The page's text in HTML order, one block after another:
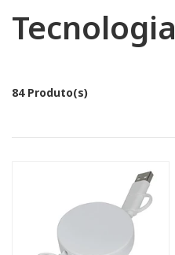
Tecnologia
84 Produto(s)